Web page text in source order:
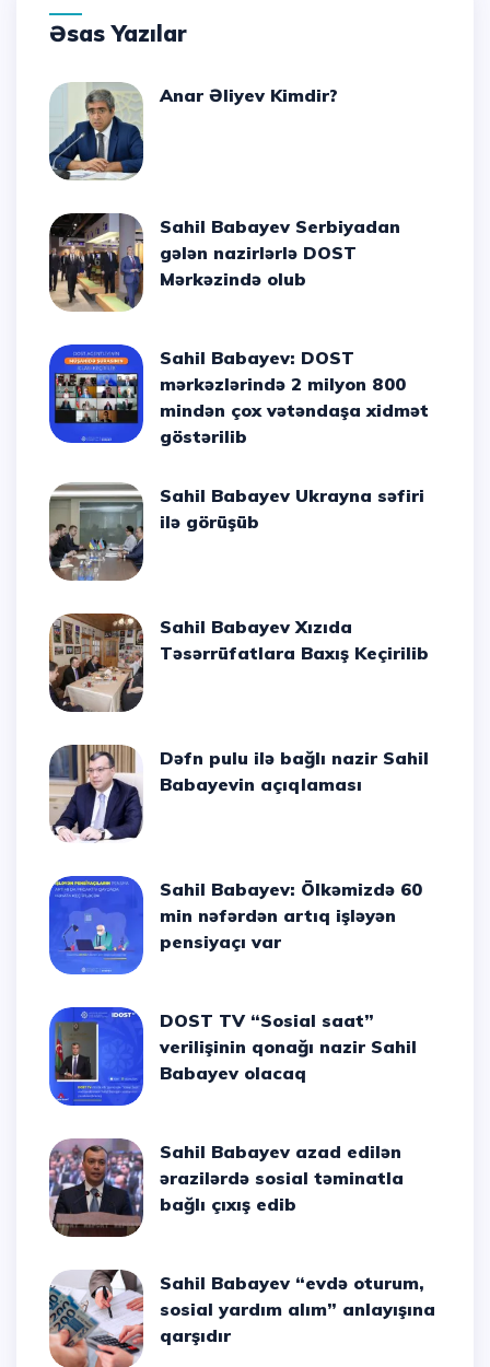
Əsas Yazılar
Anar Əliyev Kimdir?
Sahil Babayev Serbiyadan
gələn nazirlərlə DOST
Mərkəzində olub
Sahil Babayev: DOST
mərkəzlərində 2 milyon 800
mindən çox vətəndaşa xidmət
göstərilib
Sahil Babayev Ukrayna səfiri
ilə görüşüb
Sahil Babayev Xızıda
Təsərrüfatlara Baxış Keçirilib
Dəfn pulu ilə bağlı nazir Sahil
Babayevin açıqlaması
Sahil Babayev: Ölkəmizdə 60
min nəfərdən artıq işləyən
pensiyaçı var
DOST TV “Sosial saat”
verilişinin qonağı nazir Sahil
Babayev olacaq
Sahil Babayev azad edilən
ərazilərdə sosial təminatla
bağlı çıxış edib
Sahil Babayev “evdə oturum,
sosial yardım alım” anlayışına
qarşıdır